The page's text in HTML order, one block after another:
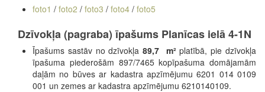
foto1 / foto2 / foto3 / foto4 / foto5
Dzīvokļa (pagraba) īpašums Planīcas ielā 4-1N
Īpašums sastāv no dzīvokļa89,7 m²platībā, pie dzīvokļa
īpašuma piederošām 897/7465 kopīpašuma domājamām
daļām no būves ar kadastra apzīmējumu 6201 014 0109
001 un zemes ar kadastra apzīmējumu 6210140109.